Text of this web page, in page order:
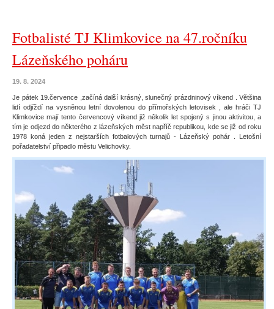
Fotbalisté TJ Klimkovice na 47.ročníku
Lázeňského poháru
19. 8. 2024
Je pátek 19.července ,začíná další krásný, slunečný prázdninový víkend . Většina
lidí odjíždí na vysněnou letní dovolenou do přímořských letovisek , ale hráči TJ
Klimkovice mají tento červencový víkend již několik let spojený s jinou aktivitou, a
tím je odjezd do některého z lázeňských měst napříč republikou, kde se již od roku
1978 koná jeden z nejstarších fotbalových turnajů - Lázeňský pohár . Letošní
pořadatelství připadlo městu Velichovky.